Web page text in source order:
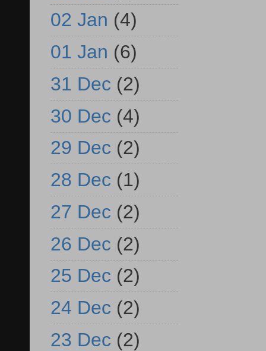
02 Jan (4)
01 Jan (6)
31 Dec (2)
30 Dec (4)
29 Dec (2)
28 Dec (1)
27 Dec (2)
26 Dec (2)
25 Dec (2)
24 Dec (2)
23 Dec (2)